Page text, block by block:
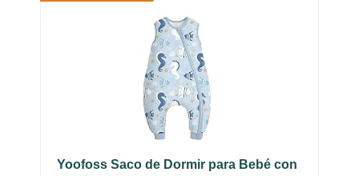
Yoofoss Saco de Dormir para Bebé con